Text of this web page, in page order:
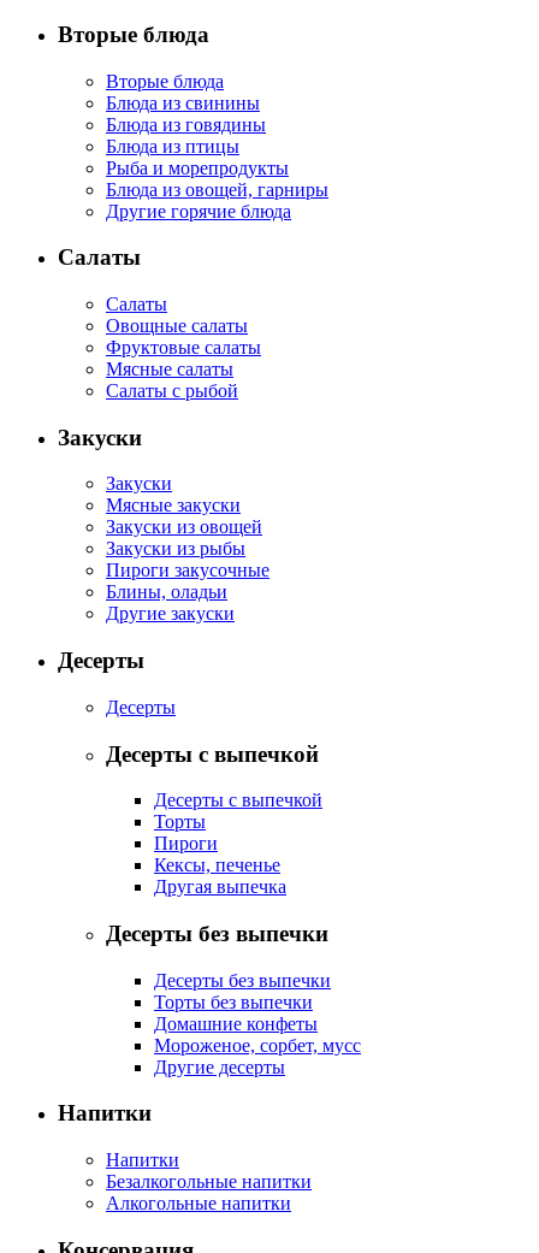
Вторые блюда
Вторые блюда
Блюда из свинины
Блюда из говядины
Блюда из птицы
Рыба и морепродукты
Блюда из овощей, гарниры
Другие горячие блюда
Салаты
Салаты
Овощные салаты
Фруктовые салаты
Мясные салаты
Салаты с рыбой
Закуски
Закуски
Мясные закуски
Закуски из овощей
Закуски из рыбы
Пироги закусочные
Блины, оладьи
Другие закуски
Десерты
Десерты
Десерты с выпечкой
Десерты с выпечкой
Торты
Пироги
Кексы, печенье
Другая выпечка
Десерты без выпечки
Десерты без выпечки
Торты без выпечки
Домашние конфеты
Мороженое, сорбет, мусс
Другие десерты
Напитки
Напитки
Безалкогольные напитки
Алкогольные напитки